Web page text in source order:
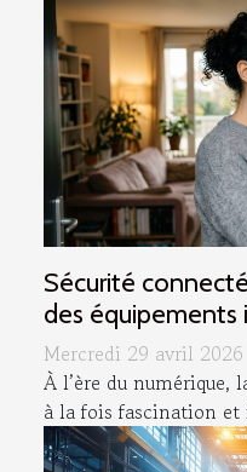
Sécurité
des équipements
Mercredi 29 avril 2026
À l’ère du numérique,
à la fois fascination